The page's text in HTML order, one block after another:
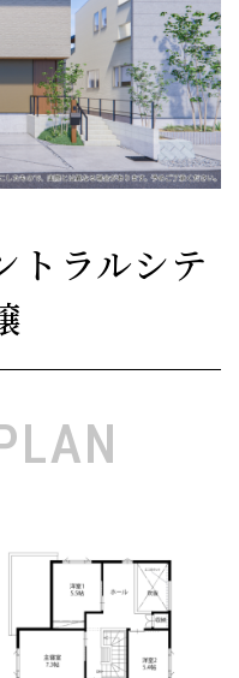
トラルシテ